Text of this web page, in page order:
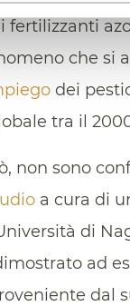
fertilizzanti
che si
dei
tra il
non sono
a cura di
di
ad
dal